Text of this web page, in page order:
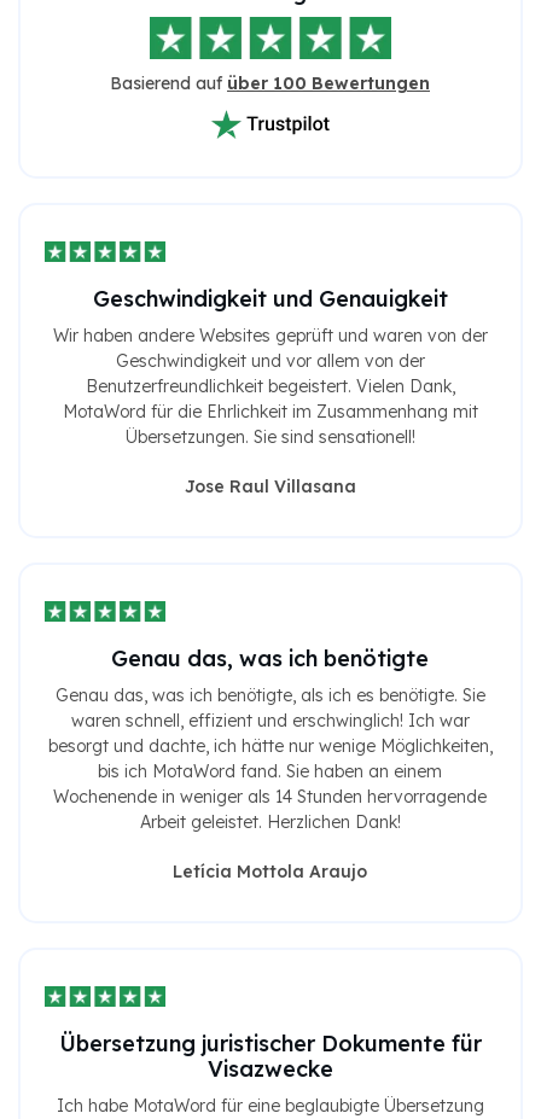
Basierend auf über 100 Bewertungen
Geschwindigkeit und Genauigkeit
Wir haben andere Websites geprüft und waren von der
Geschwindigkeit und vor allem von der
Benutzerfreundlichkeit begeistert. Vielen Dank,
MotaWord für die Ehrlichkeit im Zusammenhang mit
Übersetzungen. Sie sind sensationell!
Jose Raul Villasana
Genau das, was ich benötigte
Genau das, was ich benötigte, als ich es benötigte. Sie
waren schnell, effizient und erschwinglich! Ich war
besorgt und dachte, ich hätte nur wenige Möglichkeiten,
bis ich MotaWord fand. Sie haben an einem
Wochenende in weniger als 14 Stunden hervorragende
Arbeit geleistet. Herzlichen Dank!
Letícia Mottola Araujo
Übersetzung juristischer Dokumente für
Visazwecke
Ich habe MotaWord für eine beglaubigte Übersetzung